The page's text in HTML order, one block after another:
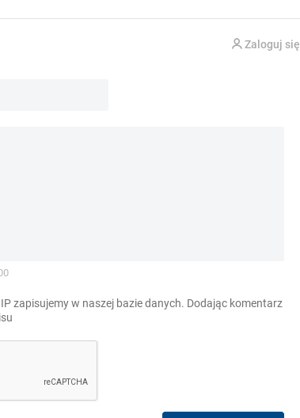
Zaloguj się
zapisujemy w naszej bazie danych. Dodając komentarz